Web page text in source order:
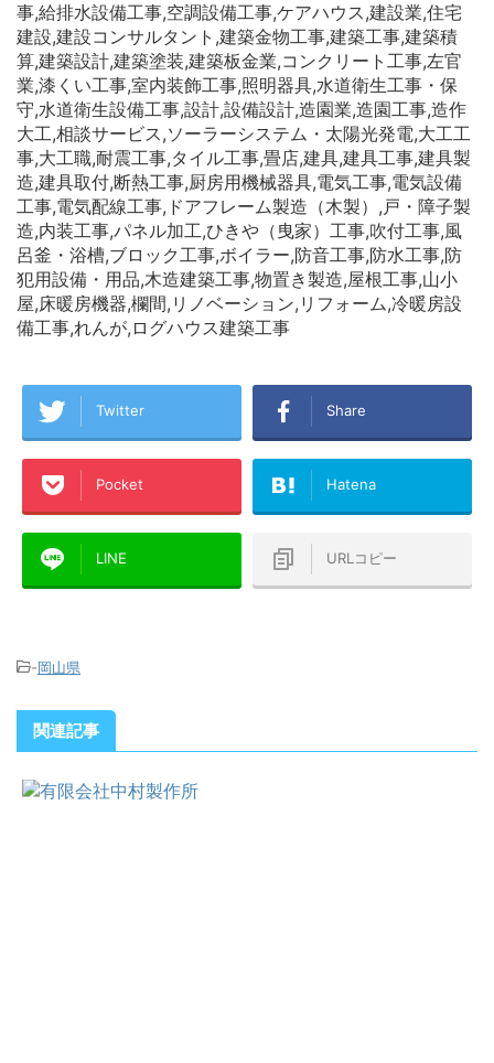
事,給排水設備工事,空調設備工事,ケアハウス,建設業,住宅
建設,建設コンサルタント,建築金物工事,建築工事,建築積
算,建築設計,建築塗装,建築板金業,コンクリート工事,左官
業,漆くい工事,室内装飾工事,照明器具,水道衛生工事・保
守,水道衛生設備工事,設計,設備設計,造園業,造園工事,造作
大工,相談サービス,ソーラーシステム・太陽光発電,大工工
事,大工職,耐震工事,タイル工事,畳店,建具,建具工事,建具製
造,建具取付,断熱工事,厨房用機械器具,電気工事,電気設備
工事,電気配線工事,ドアフレーム製造（木製）,戸・障子製
造,内装工事,パネル加工,ひきや（曳家）工事,吹付工事,風
呂釜・浴槽,ブロック工事,ボイラー,防音工事,防水工事,防
犯用設備・用品,木造建築工事,物置き製造,屋根工事,山小
屋,床暖房機器,欄間,リノベーション,リフォーム,冷暖房設
備工事,れんが,ログハウス建築工事
Twitter Share
Pocket Hatena
LINE URLコピー
-岡山県
関連記事